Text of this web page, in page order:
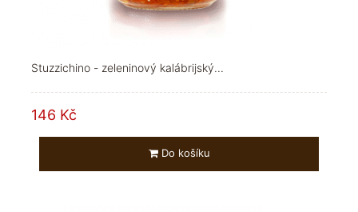
Stuzzichino - zeleninový kalábrijský...
146 Kč
Do košíku